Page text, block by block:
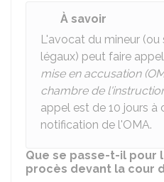
À savoir
L'avocat du mineur (ou
légaux) peut faire
mise en accusation
chambre de
appel est de 10 jours à
notification de l'OMA.
Que se passe-t-il pour
procès devant la cour